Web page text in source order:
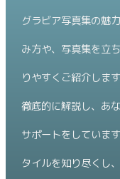
グラビア写真集の魅
み方や、写真集を立
りやすくご紹介しま
徹底的に解説し、あ
サポートをしていま
タイルを知り尽くし